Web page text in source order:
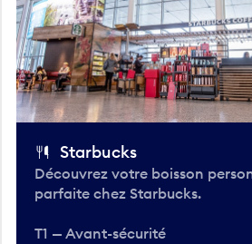
Starbucks
Découvrez votre boisson
parfaite chez Starbucks.
T1 — Avant-sécurité